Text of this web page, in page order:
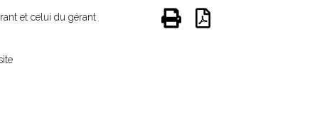
et celui du gérant